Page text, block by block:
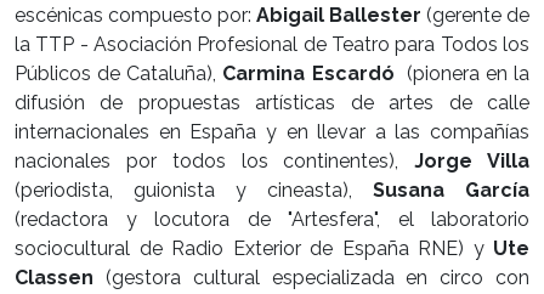
escénicas compuesto por: Abigail Ballester (gerente de
la TTP - Asociación Profesional de Teatro para Todos los
Públicos de Cataluña), Carmina Escardó (pionera en la
difusión de propuestas artísticas de artes de calle
internacionales en España y en llevar a las compañías
nacionales por todos los continentes),Jorge Villa
(periodista, guionista y cineasta), Susana García
(redactora y locutora de "Artesfera", el laboratorio
sociocultural de Radio Exterior de España RNE) y Ute
Classen (gestora cultural especializada en circo con